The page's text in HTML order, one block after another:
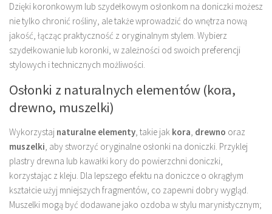
Dzięki koronkowym lub szydełkowym osłonkom na doniczki możesz
nie tylko chronić rośliny, ale także wprowadzić do wnętrza nową
jakość, łącząc praktyczność z oryginalnym stylem. Wybierz
szydełkowanie lub koronki, w zależności od swoich preferencji
stylowych i technicznych możliwości.
Osłonki z naturalnych elementów (kora,
drewno, muszelki)
Wykorzystaj naturalne elementy, takie jak kora, drewno oraz
muszelki, aby stworzyć oryginalne osłonki na doniczki. Przyklej
plastry drewna lub kawałki kory do powierzchni doniczki,
korzystając z kleju. Dla lepszego efektu na doniczce o okrągłym
kształcie użyj mniejszych fragmentów, co zapewni dobry wygląd.
Muszelki mogą być dodawane jako ozdoba w stylu marynistycznym;